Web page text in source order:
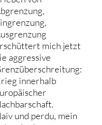
mich jetzt
aggressive
innerhalb
und perdu, mein